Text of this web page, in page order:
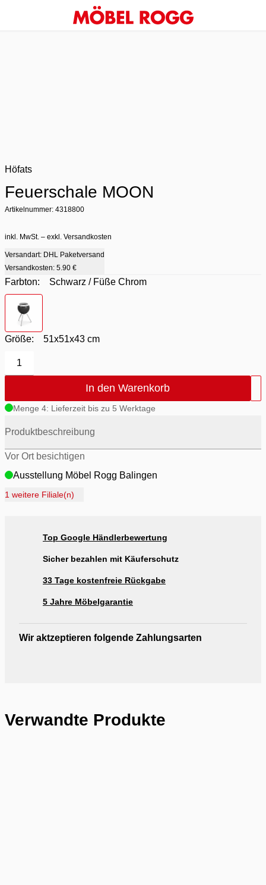
Höfats
Feuerschale MOON
Artikelnummer: 4318800
inkl. MwSt. – exkl. Versandkosten
Versandart: DHL Paketversand
Versandkosten: 5.90 €
Farbton:
Schwarz / Füße Chrom
Farbton
Größe: 51x51x43 cm
1
In den Warenkorb
Menge 4: Lieferzeit bis zu 5 Werktage
Produktbeschreibung
Vor Ort besichtigen
Ausstellung Möbel Rogg Balingen
Ausstellung Rogg Discount Balingen
Ausstellung Möbel Rogg Reutlingen
1 weitere Filiale(n)
Top Google Händlerbewertung
Sicher bezahlen mit Käuferschutz
33 Tage kostenfreie Rückgabe
5 Jahre Möbelgarantie
Wir aktzeptieren folgende Zahlungsarten
Verwandte Produkte